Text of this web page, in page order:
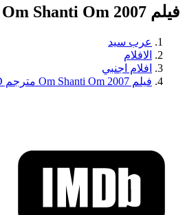
فيلم Om Shanti Om 2007 مترجم HD
عرب سيد
الافلام
افلام اجنبي
فيلم Om Shanti Om 2007 مترجم HD